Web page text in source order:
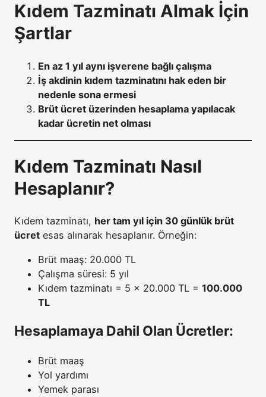
Kıdem Tazminatı Almak İçin
Şartlar
En az 1 yıl aynı işverene bağlı çalışma
İş akdinin kıdem tazminatını hak eden bir
nedenle sona ermesi
Brüt ücret üzerinden hesaplama yapılacak
kadar ücretin net olması
Kıdem Tazminatı Nasıl
Hesaplanır?
Kıdem tazminatı, her tam yıl için 30 günlük brüt
ücret esas alınarak hesaplanır. Örneğin:
Brüt maaş: 20.000 TL
Çalışma süresi: 5 yıl
Kıdem tazminatı = 5 x 20.000 TL = 100.000
TL
Hesaplamaya Dahil Olan Ücretler:
Brüt maaş
Yol yardımı
Yemek parası